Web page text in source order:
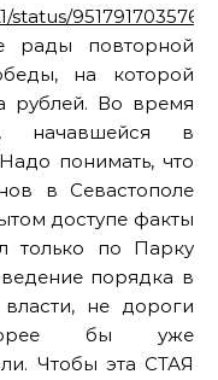
рады повторной
на которой
рублей. Во время
начавшейся в
понимать, что
в Севастополе
доступе факты
только по Парку
порядка в
не дороги
бы уже
Чтобы эта СТАЯ